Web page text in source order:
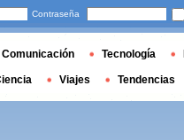
Contraseña
Comunicación Tecnología
Viajes Tendencias